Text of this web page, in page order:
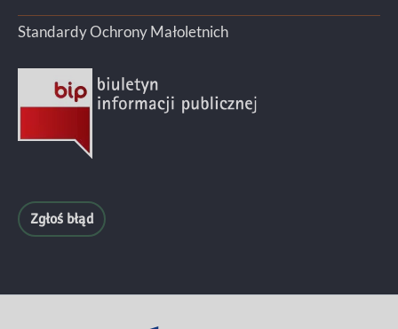
Standardy Ochrony Małoletnich
Zgłoś błąd